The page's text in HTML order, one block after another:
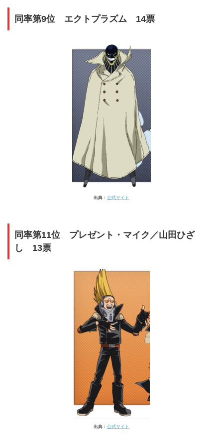
同率第9位 エクトプラズム 14票
出典： 公式サイト
同率第11位 プレゼント・マイク／山田ひざ
し 13票
出典： 公式サイト